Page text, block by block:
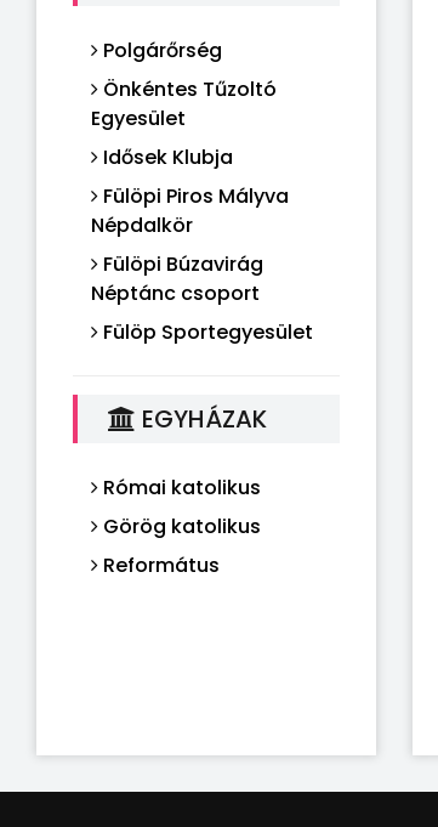
Polgárőrség
Önkéntes Tűzoltó
Egyesület
Idősek Klubja
Fülöpi Piros Mályva
Népdalkör
Fülöpi Búzavirág
Néptánc csoport
Fülöp Sportegyesület
EGYHÁZAK
Római katolikus
Görög katolikus
Református